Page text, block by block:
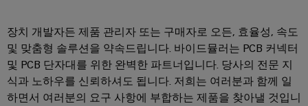
장치 개발자든 제품 관리자 또는 구매자로 오든, 효율성, 속도
및 맞춤형 솔루션을 약속드립니다. 바이드뮬러는 PCB 커넥터
및 PCB 단자대를 위한 완벽한 파트너입니다. 당사의 전문 지
식과 노하우를 신뢰하셔도 됩니다. 저희는 여러분과 함께 일
하면서 여러분의 요구 사항에 부합하는 제품을 찾아낼 것입니